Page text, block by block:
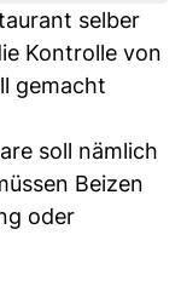
selber
Kontrolle von
gemacht
soll nämlich
Beizen
oder